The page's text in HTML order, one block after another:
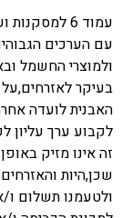
עמוד 6 למסקנות ועדת עדין-
עם הערכים
ולמוצרי החשמל
בעיקר
האבנית לועדה
לקבוע ערך עליון
זה אינו מזיק
שכן,היות
ולטעמנו תשלום ו/